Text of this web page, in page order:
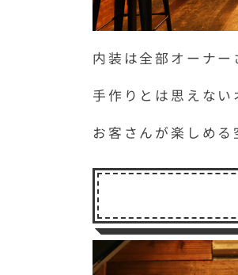
内装は全部オーナー
手作りとは思えない
お客さんが楽しめる